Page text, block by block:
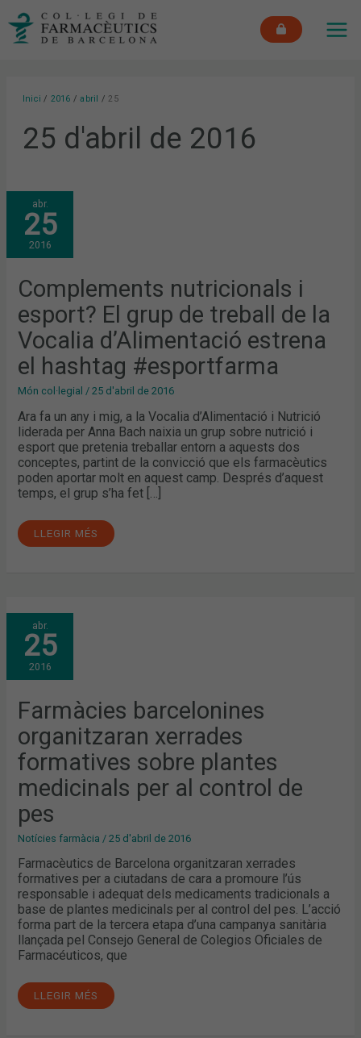
Inici 2016 abril 25
25 d'abril de 2016
abr.
25
2016
Complements nutricionals i
esport? El grup de treball de la
Vocalia d’Alimentació estrena
el hashtag #esportfarma
Món col·legial /25 d'abril de 2016
Ara fa un any i mig, a la Vocalia d’Alimentació i Nutrició
liderada per Anna Bach naixia un grup sobre nutrició i
esport que pretenia treballar entorn a aquests dos
conceptes, partint de la convicció que els farmacèutics
poden aportar molt en aquest camp. Després d’aquest
temps, el grup s’ha fet […]
COMPLEMENTS
NUTRICIONALS
I
ESPORT?
EL
GRUP
DE
LA
VOCALIA
D’ALIMENTACIÓ
ESTRENA
EL
HASHTAG
#ESPORTFARMA
LLEGIR MÉS
abr.
25
2016
Farmàcies barcelonines
organitzaran xerrades
formatives sobre plantes
medicinals per al control de
pes
Notícies farmàcia /25 d'abril de 2016
Farmacèutics de Barcelona organitzaran xerrades
formatives per a ciutadans de cara a promoure l’ús
responsable i adequat dels medicaments tradicionals a
base de plantes medicinals per al control del pes. L’acció
forma part de la tercera etapa d’una campanya sanitària
llançada pel Consejo General de Colegios Oficiales de
Farmacéuticos, que
FARMÀCIES
BARCELONINES
ORGANITZARAN
XERRADES
FORMATIVES
SOBRE
PLANTES
AL
CONTROL
DE
PES
LLEGIR MÉS